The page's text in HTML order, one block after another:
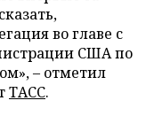
во главе с
США по
– отметил
ТАСС.